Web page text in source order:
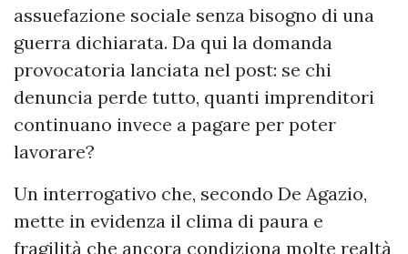
assuefazione sociale senza bisogno di una
guerra dichiarata. Da qui la domanda
provocatoria lanciata nel post: se chi
denuncia perde tutto, quanti imprenditori
continuano invece a pagare per poter
lavorare?
Un interrogativo che, secondo De Agazio,
mette in evidenza il clima di paura e
fragilità che ancora condiziona molte realtà